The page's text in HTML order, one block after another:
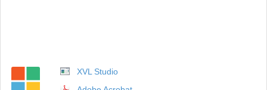
XVL Studio